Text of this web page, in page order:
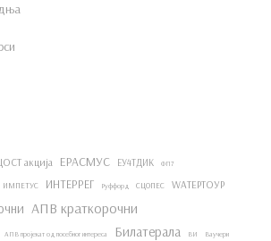
акција ЕРАСМУС ЕУ4ТДИК ФП7
ИМПЕТУС ИНТЕРРЕГ Руффорд СЦОПЕС WАТЕРТОУР
АПВ краткорочни
АПВ пројекат од посебног интереса Билатерала ВИ Ваучери